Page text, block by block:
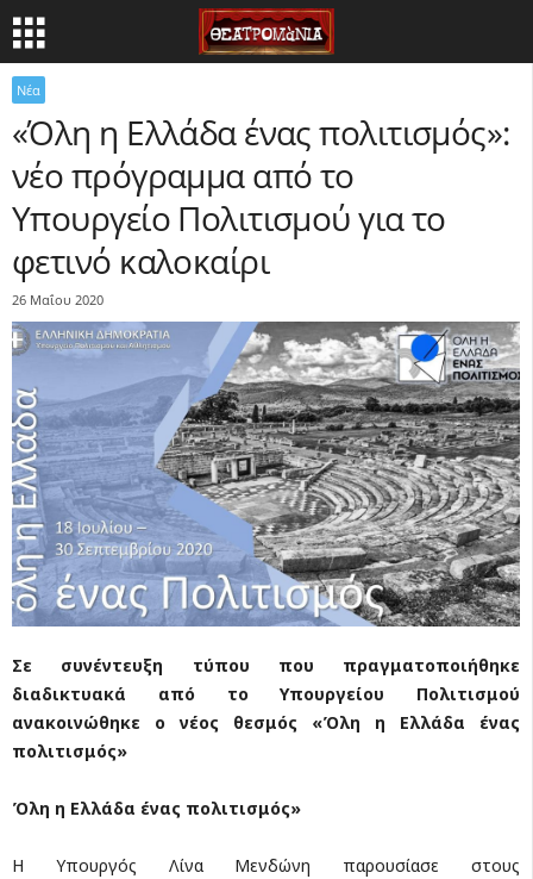
Νέα
«Όλη η Ελλάδα ένας πολιτισμός»:
νέο πρόγραμμα από το
Υπουργείο Πολιτισμού για το
φετινό καλοκαίρι
26 Μαΐου 2020
Σε συνέντευξη τύπου που πραγματοποιήθηκε
διαδικτυακά από το Υπουργείου Πολιτισμού
ανακοινώθηκε ο νέος θεσμός «Όλη η Ελλάδα ένας
πολιτισμός»
Όλη η Ελλάδα ένας πολιτισμός»
Η Υπουργός Λίνα Μενδώνη παρουσίασε στους